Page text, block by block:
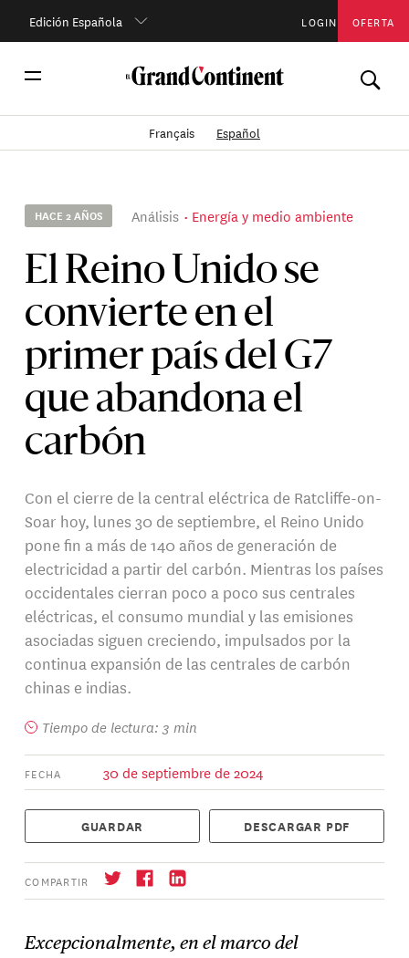
Edición Española LOGIN OFERTA
Français Español
HACE 2 AÑOS Análisis Energía y medio ambiente
El Reino Unido se
convierte en el
primer país del G7
que abandona el
carbón
Con el cierre de la central eléctrica de Ratcliffe-on-
Soar hoy, lunes 30 de septiembre, el Reino Unido
pone fin a más de 140 años de generación de
electricidad a partir del carbón. Mientras los países
occidentales cierran poco a poco sus centrales
eléctricas, el consumo mundial y las emisiones
asociadas siguen creciendo, impulsados por la
continua expansión de las centrales de carbón
chinas e indias.
Tiempo de lectura: 3 min
FECHA 30 de septiembre de 2024
GUARDAR DESCARGAR PDF
COMPARTIR
Excepcionalmente, en el marco del